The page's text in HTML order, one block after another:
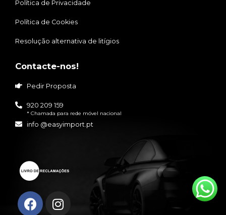
Política de Privacidade
Política de Cookies
Resolução alternativa de litígios
Contacte-nos!
Pedir Proposta
920 209 159
* Chamada para rede móvel nacional
info @easyimport.pt